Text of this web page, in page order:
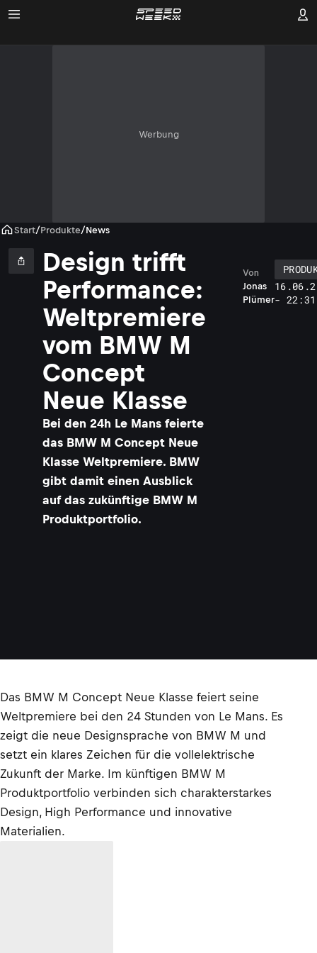
Werbung
Start/Produkte/News
Design trifft
Performance:
Weltpremiere
vom BMW M
Concept
Neue Klasse
Bei den 24h Le Mans feierte
das BMW M Concept Neue
Klasse Weltpremiere. BMW
gibt damit einen Ausblick
auf das zukünftige BMW M
Produktportfolio.
Jonas
Plümer
Von
- 22:31
Das BMW M Concept Neue Klasse feiert seine
Weltpremiere bei den 24 Stunden von Le Mans. Es
zeigt die neue Designsprache von BMW M und
setzt ein klares Zeichen für die vollelektrische
Zukunft der Marke. Im künftigen BMW M
Produktportfolio verbinden sich charakterstarkes
Design, High Performance und innovative
Materialien.